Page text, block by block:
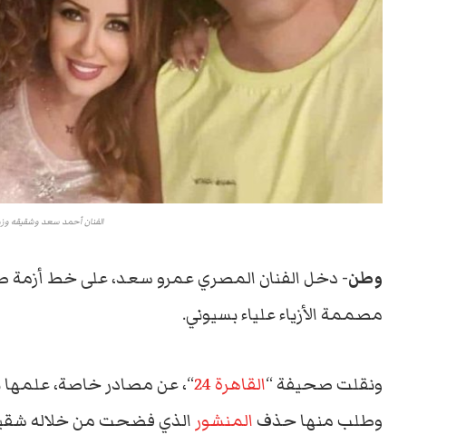
الفنان أحمد سعد وشقيقه
وطن- دخل الفنان المصري عمرو سعد، على خط أزمة
مصممة الأزياء علياء بسيوني.
ونقلت صحيفة “القاهرة 24 “، عن مصادر خاصة، علمها
وطلب منها حذفالمنشور الذي فضحت من خلاله